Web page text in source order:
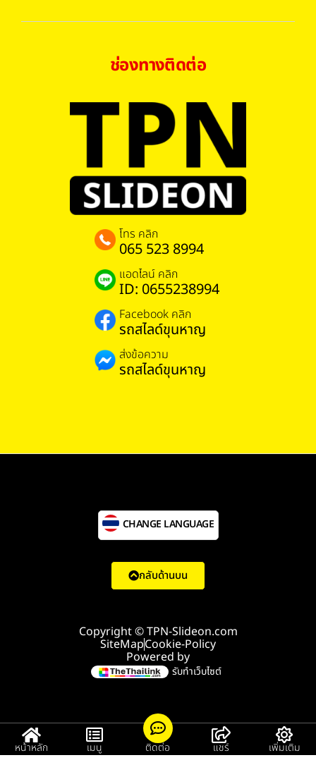
ช่องทางติดต่อ
โทร คลิก
065 523 8994
แอดไลน์ คลิก
ID: 0655238994
Facebook คลิก
รถสไลด์ขุนหาญ
ส่งข้อความ
รถสไลด์ขุนหาญ
Copyright © TPN-Slideon.com
SiteMapCookie-Policy
Powered by
รับทำเว็บไซต์
CHANGE LANGUAGE
กลับด้านบน
หน้าหลัก เมนู ติดต่อ แชร์ เพิ่มเติม